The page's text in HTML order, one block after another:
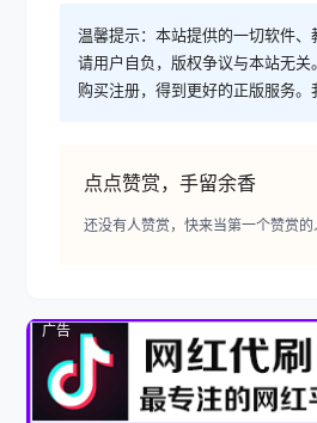
温馨提示：本站提供的一切软件
请用户自负，版权争议与本站无
购买注册，得到更好的正版服务
点点赞赏，手留余香
还没有人赞赏，快来当第一个赞赏的
广告